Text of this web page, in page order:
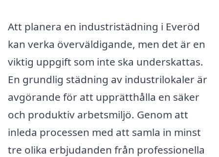
Att planera en industristädning i Everöd
kan verka överväldigande, men det är en
viktig uppgift som inte ska underskattas.
En grundlig städning av industrilokaler är
avgörande för att upprätthålla en säker
och produktiv arbetsmiljö. Genom att
inleda processen med att samla in minst
tre olika erbjudanden från professionella